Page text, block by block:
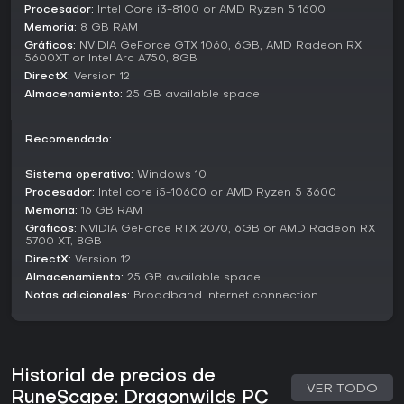
de reproducción separadas.
El juego en solitario es perfectamente viable para quienes
prefieren aventuras independientes, aunque el diseño
fomenta agruparse para desafíos mayores, como
encuentros con dragones o el descubrimiento de regiones
opciones para el progreso grupal.
Updates and Current State
A principios de 2026, RuneScape: Dragonwilds sigue
evolucionando con actualizaciones regulares, incluidos
parches menores que añaden nuevas misiones,
recompensas y actividades. El roadmap de desarrollo,
moldeado por el feedback de los jugadores, prevé grandes
lanzamientos de contenido con regiones, facciones y
habilidades nuevas para el año.
construcción y la profundidad de la exploración, logrando
un build actual más pulido que la mayoría de títulos en Early
Procesador: Intel Core i3-8100 or AMD Ryzen 5 1600
Memoria: 8 GB RAM
Gráficos: NVIDIA GeForce GTX 1060, 6GB, AMD Radeon RX
5600XT or Intel Arc A750, 8GB
DirectX: Version 12
Almacenamiento: 25 GB available space
Recomendado:
Sistema operativo: Windows 10
Procesador: Intel core i5-10600 or AMD Ryzen 5 3600
Memoria: 16 GB RAM
Gráficos: NVIDIA GeForce RTX 2070, 6GB or AMD Radeon RX
5700 XT, 8GB
DirectX: Version 12
Almacenamiento: 25 GB available space
Notas adicionales: Broadband Internet connection
Historial de precios de
RuneScape: Dragonwilds PC
VER TODO